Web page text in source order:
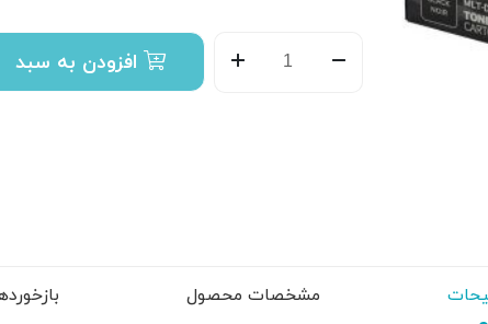
افزودن به سبد
مشخصات محصول